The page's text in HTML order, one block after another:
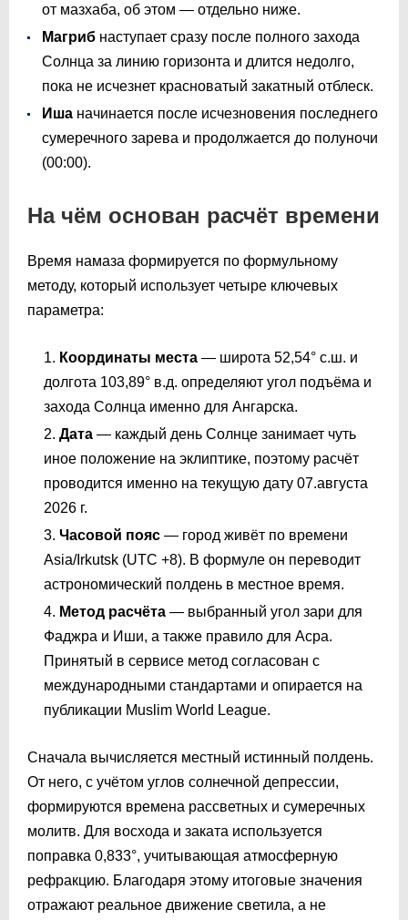
от мазхаба, об этом — отдельно ниже.
Магриб наступает сразу после полного захода
Солнца за линию горизонта и длится недолго,
пока не исчезнет красноватый закатный отблеск.
Иша начинается после исчезновения последнего
сумеречного зарева и продолжается до полуночи
(00:00).
На чём основан расчёт времени
Время намаза формируется по формульному
методу, который использует четыре ключевых
параметра:
Координаты места — широта 52,54° с.ш. и
долгота 103,89° в.д. определяют угол подъёма и
захода Солнца именно для Ангарска.
Дата — каждый день Солнце занимает чуть
иное положение на эклиптике, поэтому расчёт
проводится именно на текущую дату 07.августа
2026 г.
Часовой пояс — город живёт по времени
Asia/Irkutsk (UTC +8). В формуле он переводит
астрономический полдень в местное время.
Метод расчёта — выбранный угол зари для
Фаджра и Иши, а также правило для Асра.
Принятый в сервисе метод согласован с
международными стандартами и опирается на
публикации Muslim World League.
Сначала вычисляется местный истинный полдень.
От него, с учётом углов солнечной депрессии,
формируются времена рассветных и сумеречных
молитв. Для восхода и заката используется
поправка 0,833°, учитывающая атмосферную
рефракцию. Благодаря этому итоговые значения
отражают реальное движение светила, а не